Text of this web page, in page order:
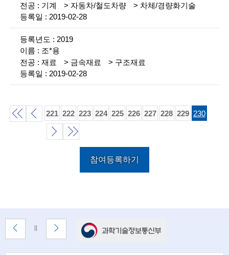
v
a
n
c
e
e
n
h
기계
자동차/철도차량
차체/경량화기술
2019-02-28
2019
조*용
재료
금속재료
구조재료
2019-02-28
221 222 223 224 225 226 227 228 229 230
참여등록하기
배
너
존
전
너
음